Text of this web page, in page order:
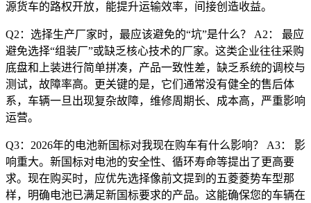
源货车的路权开放，能提升运输效率，间接创造收益。
Q2：选择生产厂家时，最应该避免的“坑”是什么？ A2： 最应
避免选择“组装厂”或缺乏核心技术的厂家。这类企业往往采购
底盘和上装进行简单拼凑，产品一致性差，缺乏系统的调校与
测试，故障率高。更关键的是，它们通常没有健全的售后体
系，车辆一旦出现复杂故障，维修周期长、成本高，严重影响
运营。
Q3：2026年的电池新国标对我现在购车有什么影响？ A3： 影
响重大。新国标对电池的安全性、循环寿命等提出了更高要
求。现在购买时，应优先选择像前文提到的五菱菱势车型那
样，明确电池已满足新国标要求的产品。这能确保您的车辆在